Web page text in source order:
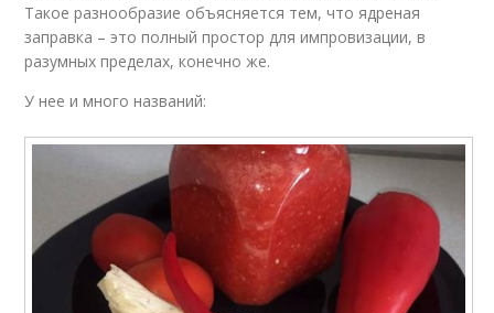
Такое разнообразие объясняется тем, что ядреная
заправка – это полный простор для импровизации, в
разумных пределах, конечно же.
У нее и много названий: